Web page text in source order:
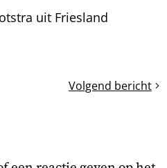
uit Friesland
Volgend bericht
Honing